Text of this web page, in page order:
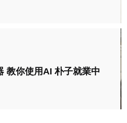
教你使用AI 朴子就業中